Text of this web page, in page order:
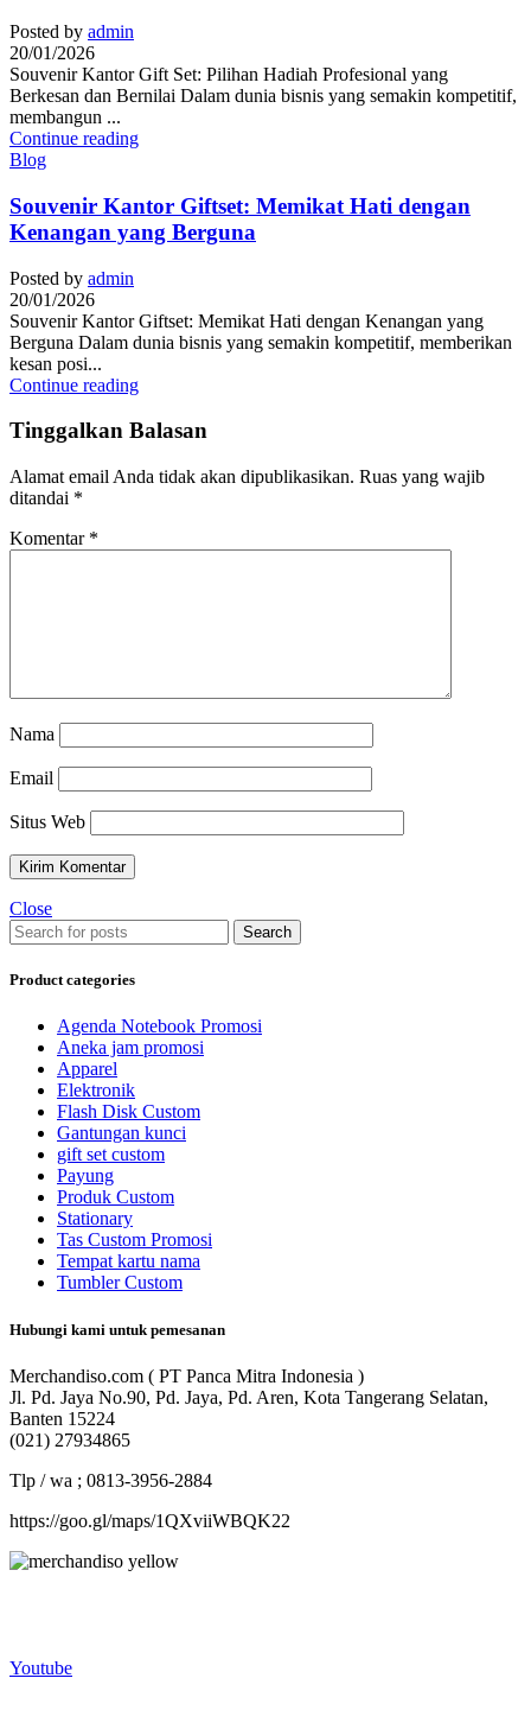
Posted by admin
20/01/2026
Souvenir Kantor Gift Set: Pilihan Hadiah Profesional yang
Berkesan dan Bernilai Dalam dunia bisnis yang semakin kompetitif,
membangun ...
Continue reading
Blog
Souvenir Kantor Giftset: Memikat Hati dengan
Kenangan yang Berguna
Posted by admin
20/01/2026
Souvenir Kantor Giftset: Memikat Hati dengan Kenangan yang
Berguna Dalam dunia bisnis yang semakin kompetitif, memberikan
kesan posi...
Continue reading
Tinggalkan Balasan
Alamat email Anda tidak akan dipublikasikan. Ruas yang wajib
ditandai *
Komentar *
Nama
Email
Situs Web
Close
Search
Product categories
Agenda Notebook Promosi
Aneka jam promosi
Apparel
Elektronik
Flash Disk Custom
Gantungan kunci
gift set custom
Payung
Produk Custom
Stationary
Tas Custom Promosi
Tempat kartu nama
Tumbler Custom
Hubungi kami untuk pemesanan
Merchandiso.com ( PT Panca Mitra Indonesia )
Jl. Pd. Jaya No.90, Pd. Jaya, Pd. Aren, Kota Tangerang Selatan,
Banten 15224
(021) 27934865
Tlp / wa ; 0813-3956-2884
https://goo.gl/maps/1QXviiWBQK22
Youtube